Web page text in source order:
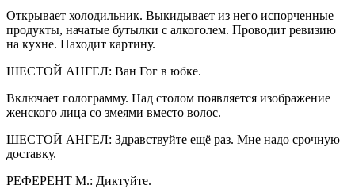
Открывает холодильник. Выкидывает из него испорченные
продукты, начатые бутылки с алкоголем. Проводит ревизию
на кухне. Находит картину.
ШЕСТОЙ АНГЕЛ: Ван Гог в юбке.
Включает голограмму. Над столом появляется изображение
женского лица со змеями вместо волос.
ШЕСТОЙ АНГЕЛ: Здравствуйте ещё раз. Мне надо срочную
доставку.
РЕФЕРЕНТ М.: Диктуйте.